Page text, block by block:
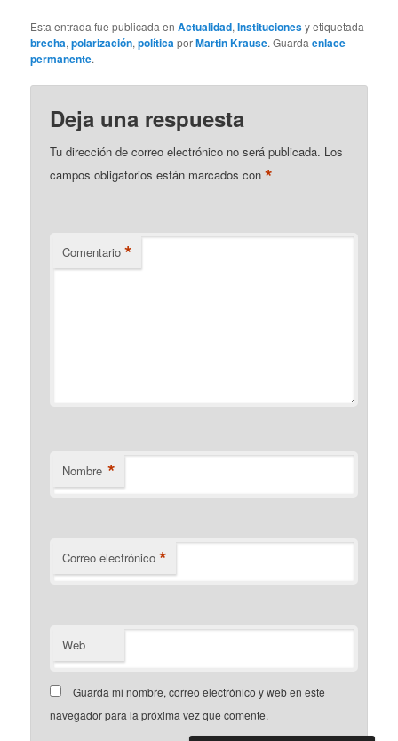
Esta entrada fue publicada enActualidad,Institucionesy etiquetada
brecha,polarización,políticaporMartin Krause. Guardaenlace
permanente.
Deja una respuesta
Tu dirección de correo electrónico no será publicada. Los
campos obligatorios están marcados con*
Comentario *
Nombre *
Correo electrónico *
Web
Guarda mi nombre, correo electrónico y web en este
navegador para la próxima vez que comente.